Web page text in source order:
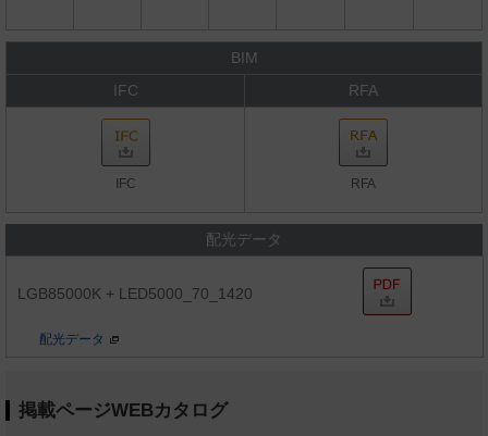
BIM
IFC
RFA
IFC RFA
配光データ
LGB85000K + LED5000_70_1420
配光データ
掲載ページWEBカタログ